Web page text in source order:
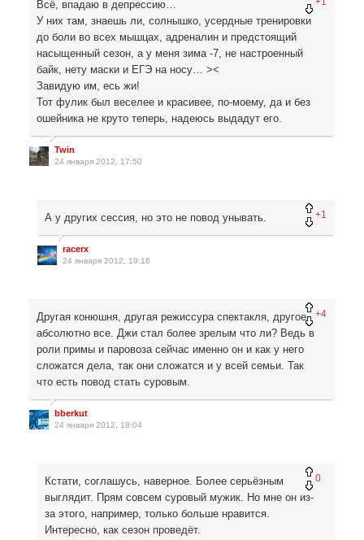
Всё, впадаю в депрессию…
У них там, знаешь ли, солнышко, усердные тренировки
до боли во всех мышцах, адреналин и предстоящий
насыщенный сезон, а у меня зима -7, не настроенный
байк, нету маски и ЕГЭ на носу… ><
Завидую им, есь жи!
Тот фулик был веселее и красивее, по-моему, да и без
ошейника не круто теперь, надеюсь выдадут его.
Twin
24 января 2012, 17:50
+1
А у других сессия, но это не повод унывать.
racerx
24 января 2012, 19:16
+4
Другая конюшня, другая режиссура спектакля, другое
абсолютно все. Джи стал более зрелым что ли? Ведь в
роли примы и паровоза сейчас именно он и как у него
сложатся дела, так они сложатся и у всей семьи. Так
что есть повод стать суровым.
bberkut
24 января 2012, 18:04
0
Кстати, соглашусь, наверное. Более серьёзным
выглядит. Прям совсем суровый мужик. Но мне он из-
за этого, например, только больше нравится.
Интересно, как сезон проведёт.